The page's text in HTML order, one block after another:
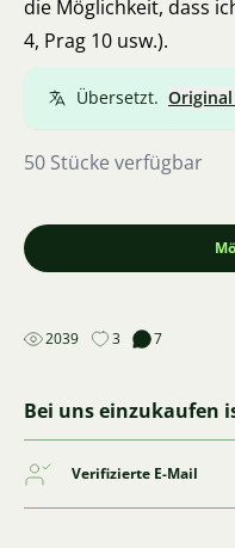
die Möglichkeit, dass
4, Prag 10 usw.).
Übersetzt.
50 Stücke verfügbar
2039 3 7
Bei uns einzukaufen
Verifizierte E-Mail